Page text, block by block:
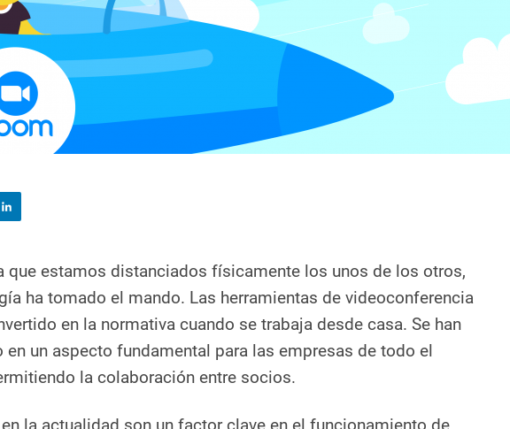
que estamos distanciados físicamente los unos de los otros,
ha tomado el mando. Las herramientas de videoconferencia
en la normativa cuando se trabaja desde casa. Se han
en un aspecto fundamental para las empresas de todo el
la colaboración entre socios.